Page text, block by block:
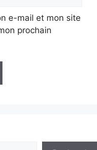
e-mail et mon site
prochain